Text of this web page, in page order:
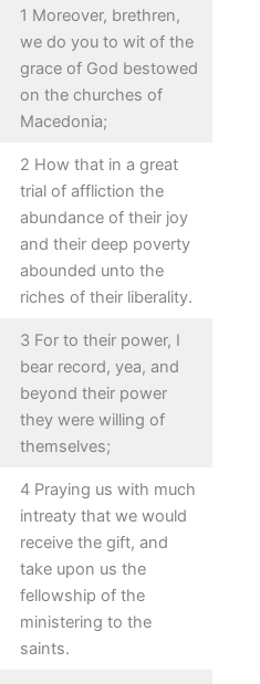
1 Moreover, brethren,
we do you to wit of the
grace of God bestowed
on the churches of
Macedonia;
2 How that in a great
trial of affliction the
abundance of their joy
and their deep poverty
abounded unto the
riches of their liberality.
3 For to their power, I
bear record, yea, and
beyond their power
they were willing of
themselves;
4 Praying us with much
intreaty that we would
receive the gift, and
take upon us the
fellowship of the
ministering to the
saints.